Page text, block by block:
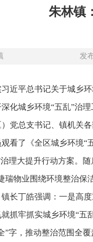
朱林镇
发
近平总书记关于城乡
化城乡环境“五乱”治
党总支书记、镇机关
看了《全区城乡环境“
理大提升行动方案。
瑞物业围绕环境整治保
长丁皓强调：一是高
抓牢抓实城乡环境“五
”字，推动整治范围全